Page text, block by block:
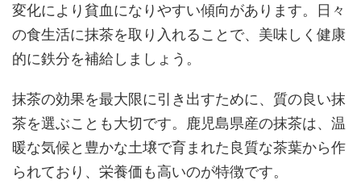
変化により貧血になりやすい傾向があります。日々
の食生活に抹茶を取り入れることで、美味しく健康
的に鉄分を補給しましょう。
抹茶の効果を最大限に引き出すために、質の良い抹
茶を選ぶことも大切です。鹿児島県産の抹茶は、温
暖な気候と豊かな土壌で育まれた良質な茶葉から作
られており、栄養価も高いのが特徴です。